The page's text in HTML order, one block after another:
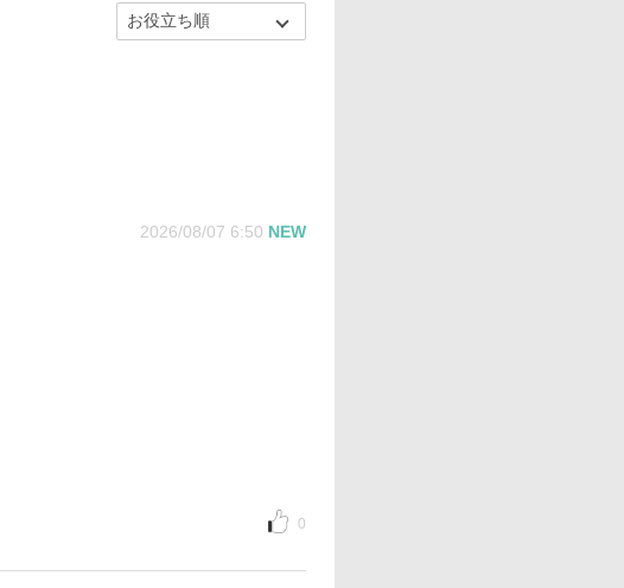
2026/08/07 6:50 NEW
0